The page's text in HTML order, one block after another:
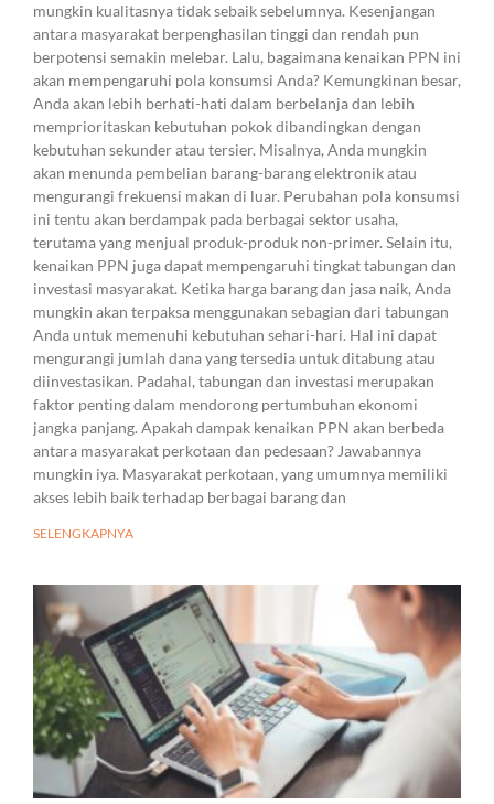
mungkin kualitasnya tidak sebaik sebelumnya. Kesenjangan
antara masyarakat berpenghasilan tinggi dan rendah pun
berpotensi semakin melebar. Lalu, bagaimana kenaikan PPN ini
akan mempengaruhi pola konsumsi Anda? Kemungkinan besar,
Anda akan lebih berhati-hati dalam berbelanja dan lebih
memprioritaskan kebutuhan pokok dibandingkan dengan
kebutuhan sekunder atau tersier. Misalnya, Anda mungkin
akan menunda pembelian barang-barang elektronik atau
mengurangi frekuensi makan di luar. Perubahan pola konsumsi
ini tentu akan berdampak pada berbagai sektor usaha,
terutama yang menjual produk-produk non-primer. Selain itu,
kenaikan PPN juga dapat mempengaruhi tingkat tabungan dan
investasi masyarakat. Ketika harga barang dan jasa naik, Anda
mungkin akan terpaksa menggunakan sebagian dari tabungan
Anda untuk memenuhi kebutuhan sehari-hari. Hal ini dapat
mengurangi jumlah dana yang tersedia untuk ditabung atau
diinvestasikan. Padahal, tabungan dan investasi merupakan
faktor penting dalam mendorong pertumbuhan ekonomi
jangka panjang. Apakah dampak kenaikan PPN akan berbeda
antara masyarakat perkotaan dan pedesaan? Jawabannya
mungkin iya. Masyarakat perkotaan, yang umumnya memiliki
akses lebih baik terhadap berbagai barang dan
SELENGKAPNYA